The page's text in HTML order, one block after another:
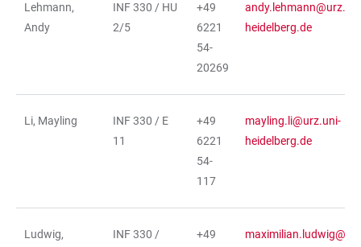
Lehmann,
Andy
INF 330 / HU
2/5
+49
6221
54-
20269
heidelberg.de
Li, Mayling
INF 330 / E
11
+49
6221
54-
117
mayling.li@urz.uni-
heidelberg.de
Ludwig,
INF 330 /
+49